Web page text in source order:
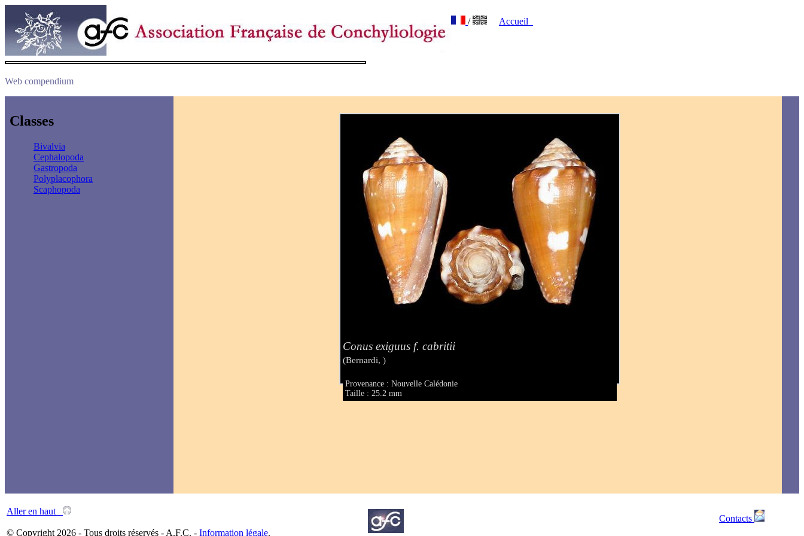
/ Accueil
Web compendium
Classes
Bivalvia
Cephalopoda
Gastropoda
Polyplacophora
Scaphopoda
Conus exiguus f. cabritii
(Bernardi, )
Provenance : Nouvelle Calédonie
Taille : 25.2 mm
Aller en haut
© Copyright 2026 - Tous droits réservés - A.F.C. - Information légale.
Contacts